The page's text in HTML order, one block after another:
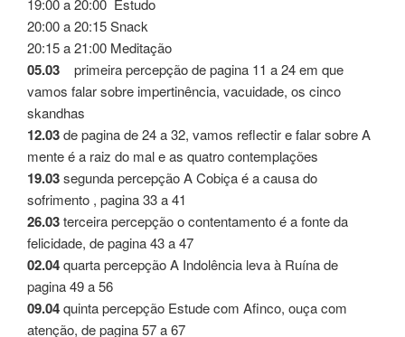
20:00 a 20:15 Snack
20:15 a 21:00 Meditação
05.03 primeira percepção de pagina 11 a 24 em que
vamos falar sobre impertinência, vacuidade, os cinco
skandhas
12.03de pagina de 24 a 32, vamos reflectir e falar sobre A
mente é a raiz do mal e as quatro contemplações
19.03segunda percepção A Cobiça é a causa do
sofrimento , pagina 33 a 41
26.03terceira percepção o contentamento é a fonte da
felicidade, de pagina 43 a 47
02.04quarta percepção A Indolência leva à Ruína de
pagina 49 a 56
09.04quinta percepção Estude com Afinco, ouça com
atenção, de pagina 57 a 67